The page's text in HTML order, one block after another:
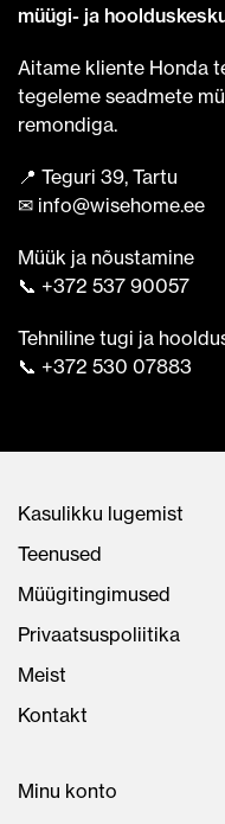
müügi- ja
Aitame kliente Honda
tegeleme seadmete
remondiga.
📍 Teguri 39, Tartu
✉ info@wisehome.ee
Müük ja nõustamine
📞 +372 537 90057
Tehniline tugi ja
📞 +372 530 07883
Kasulikku lugemist
Teenused
Müügitingimused
Privaatsuspoliitika
Meist
Kontakt
Minu konto